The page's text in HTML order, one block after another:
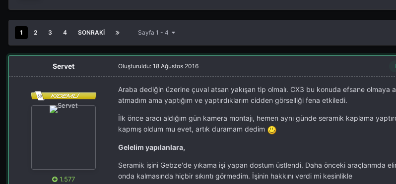
1 2 3 4 SONRAKI Sayfa 1 - 4
Servet
1.577
Oluşturuldu: 18 Ağustos 2016
Araba dediğin üzerine çuval atsan yakışan tip olmalı. CX3 bu konuda efsane olmaya
atmadım ama yaptığım ve yaptırdıklarım cidden görselliği fena etkiledi.
İlk önce aracı aldığım gün kamera montajı, hemen aynı günde seramik kaplama
kapmış oldum mu evet, artık duramam dedim
Gelelim yapılanlara,
Seramik işini Gebze'de yıkama işi yapan dostum üstlendi. Daha önceki araçlarımda
onda kalmasında hiçbir sıkıntı görmedim. İşinin hakkını verdi mi kesinlikle